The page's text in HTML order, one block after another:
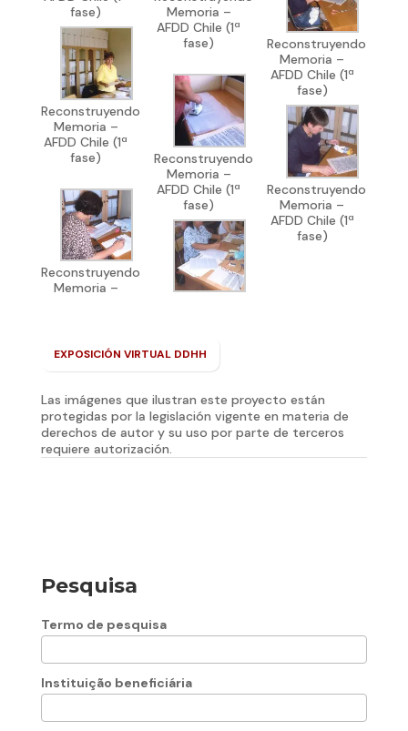
fase)
Reconstruyendo
Memoria –
AFDD Chile (1ª
fase)
Reconstruyendo
Memoria –
Memoria –
AFDD Chile (1ª
fase)
Reconstruyendo
Memoria –
AFDD Chile (1ª
fase)
Reconstruyendo
Memoria –
AFDD Chile (1ª
fase)
Reconstruyendo
Memoria –
AFDD Chile (1ª
fase)
EXPOSICIÓN VIRTUAL DDHH
Las imágenes que ilustran este proyecto están
protegidas por la legislación vigente en materia de
derechos de autor y su uso por parte de terceros
requiere autorización.
Pesquisa
Termo de pesquisa
Instituição beneficiária